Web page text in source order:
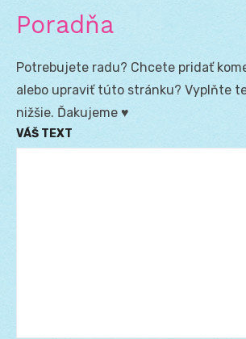
Poradňa
Potrebujete radu? Chcete pridať
alebo upraviť túto stránku? Vyplňte
nižšie. Ďakujeme ♥
VÁŠ TEXT